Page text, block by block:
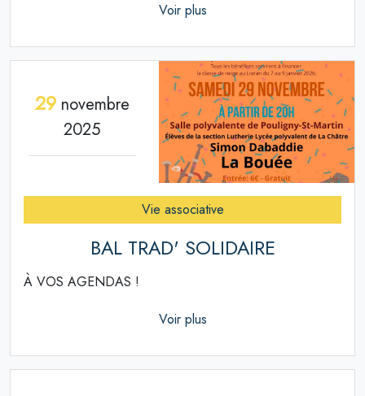
Voir plus
29novembre
2025
Vie associative
BAL TRAD' SOLIDAIRE
À VOS AGENDAS !
Voir plus